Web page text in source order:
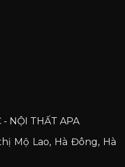
- NỘI THẤT APA
Mộ Lao, Hà Đông, Hà